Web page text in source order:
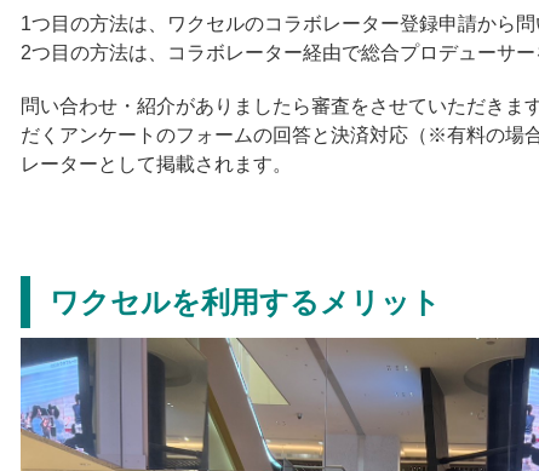
1つ目の方法は、ワクセルのコラボレーター登録申請から問
2つ目の方法は、コラボレーター経由で総合プロデューサー
問い合わせ・紹介がありましたら審査をさせていただきま
だくアンケートのフォームの回答と決済対応（※有料の場
レーターとして掲載されます。
ワクセルを利用するメリット